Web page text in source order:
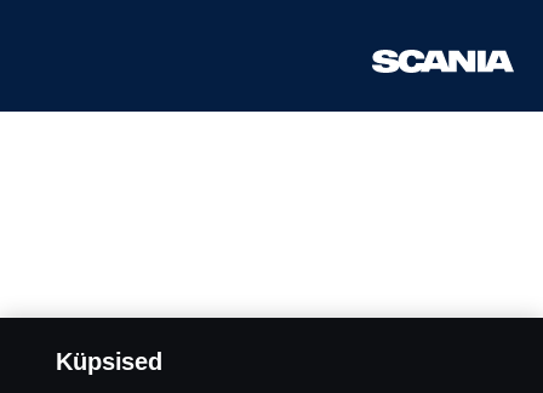
Küpsised